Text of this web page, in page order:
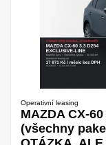
Operativní leasing
MAZDA CX-
(všechny